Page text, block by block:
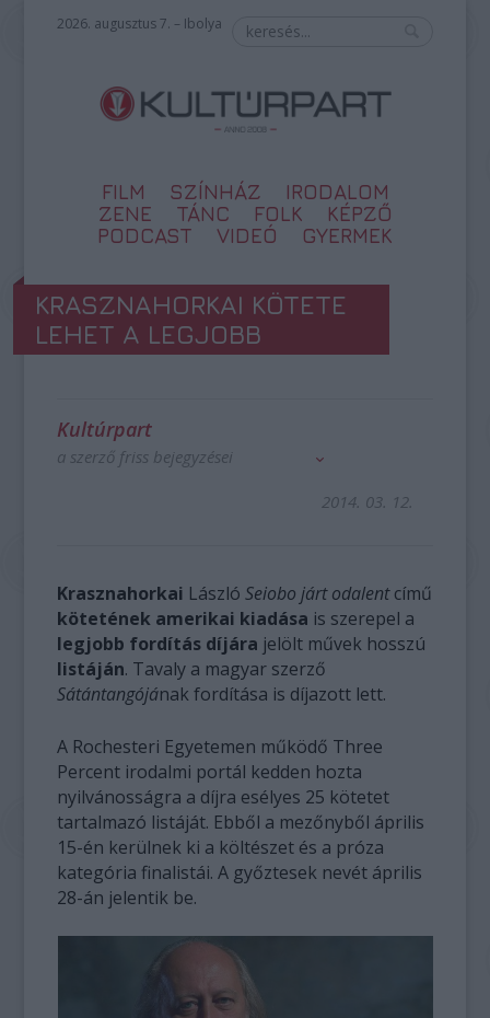
2026. augusztus 7. – Ibolya
FILM SZÍNHÁZ
IRODALOM
ZENE
TÁNC FOLK
KÉPZŐ
PODCAST
VIDEÓ GYERMEK
KRASZNAHORKAI KÖTETE
LEHET A LEGJOBB
Kultúrpart
a szerző friss bejegyzései
2014. 03. 12.
Krasznahorkai LászlóSeiobo járt odalentcímű
kötetének amerikai kiadása is szerepel a
legjobb fordítás díjára jelölt művek hosszú
listáján. Tavaly a magyar szerző
Sátántangójának fordítása is díjazott lett.
A Rochesteri Egyetemen működő Three
Percent irodalmi portál kedden hozta
nyilvánosságra a díjra esélyes 25 kötetet
tartalmazó listáját. Ebből a mezőnyből április
15-én kerülnek ki a költészet és a próza
kategória finalistái. A győztesek nevét április
28-án jelentik be.